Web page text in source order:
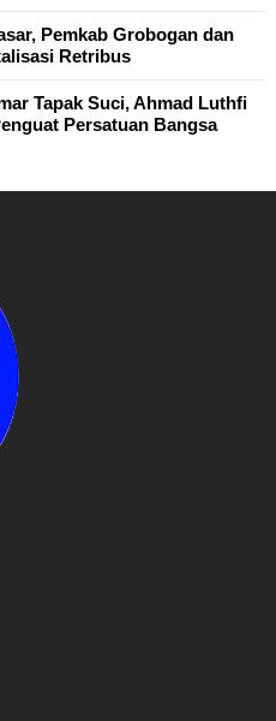
Pemkab Grobogan dan
Retribus
Tapak Suci, Ahmad Luthfi
Persatuan Bangsa